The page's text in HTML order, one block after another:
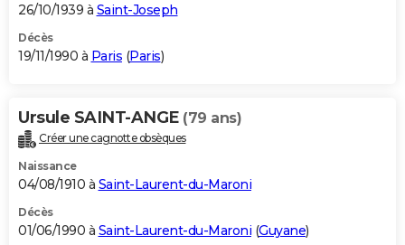
26/10/1939 à Saint-Joseph
Décès
19/11/1990 à Paris (Paris)
Ursule SAINT-ANGE (79 ans)
Créer une cagnotte obsèques
Naissance
04/08/1910 à Saint-Laurent-du-Maroni
Décès
01/06/1990 à Saint-Laurent-du-Maroni (Guyane)